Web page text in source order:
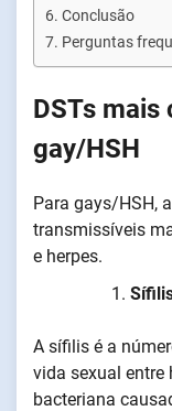
Conclusão
Perguntas
DSTs mais
gay/HSH
Para gays/HSH,
transmissíveis
e herpes.
A sífilis é a
vida sexual entre
bacteriana